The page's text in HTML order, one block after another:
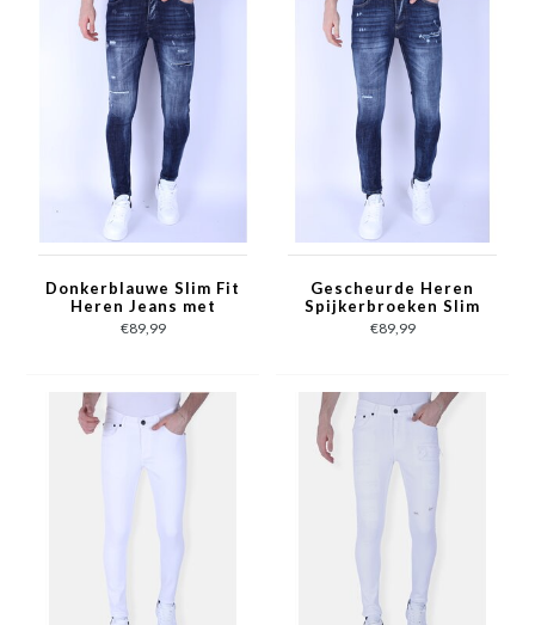
Donkerblauwe Slim Fit
Heren Jeans met
Gaten - 1101 - Blauw
€89,99
Gescheurde Heren
Spijkerbroeken Slim
Fit -1100 - Blauw
€89,99